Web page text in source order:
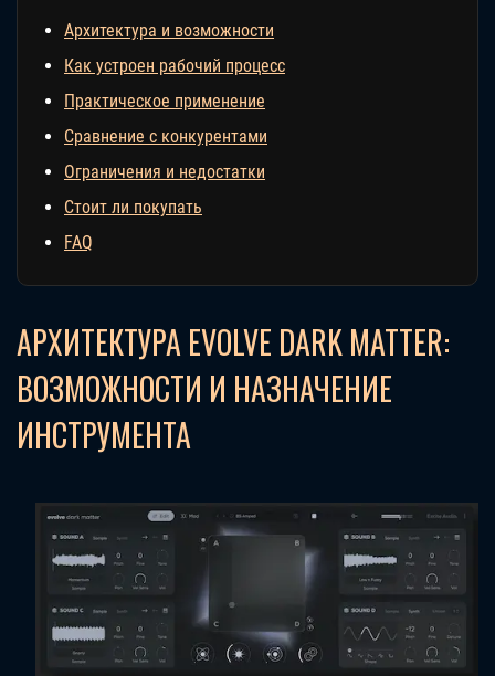
Архитектура и возможности
Как устроен рабочий процесс
Практическое применение
Сравнение с конкурентами
Ограничения и недостатки
Стоит ли покупать
FAQ
АРХИТЕКТУРА EVOLVE DARK MATTER:
ВОЗМОЖНОСТИ И НАЗНАЧЕНИЕ
ИНСТРУМЕНТА